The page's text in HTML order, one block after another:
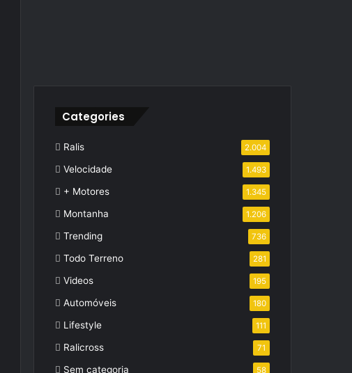
Categories
Ralis 2.004
Velocidade 1.493
+ Motores 1.345
Montanha 1.206
Trending 736
Todo Terreno 281
Videos 195
Automóveis 180
Lifestyle 111
Ralicross 71
Sem categoria 58